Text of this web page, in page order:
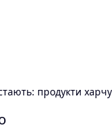
продукти